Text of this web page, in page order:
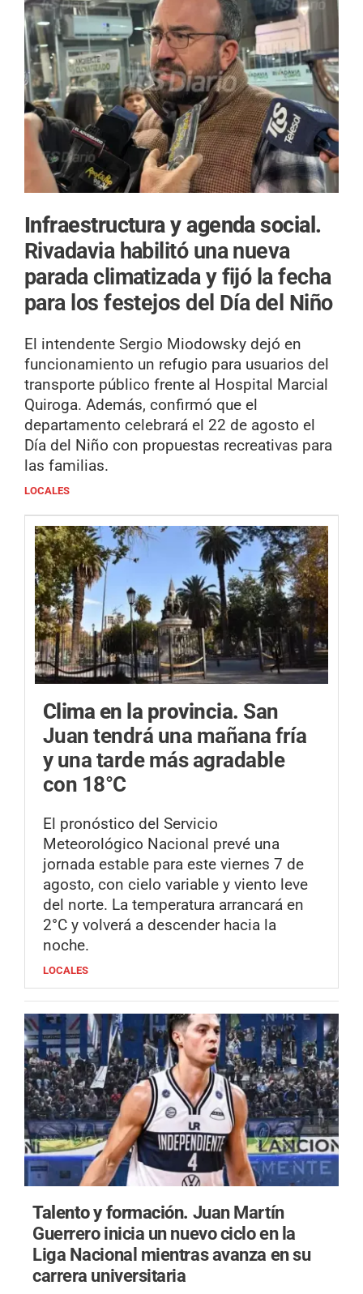
Infraestructura y agenda social.
Rivadavia habilitó una nueva
parada climatizada y fijó la fecha
para los festejos del Día del Niño
El intendente Sergio Miodowsky dejó en
funcionamiento un refugio para usuarios del
transporte público frente al Hospital Marcial
Quiroga. Además, confirmó que el
departamento celebrará el 22 de agosto el
Día del Niño con propuestas recreativas para
las familias.
LOCALES
Clima en la provincia. San
Juan tendrá una mañana fría
y una tarde más agradable
con 18°C
El pronóstico del Servicio
Meteorológico Nacional prevé una
jornada estable para este viernes 7 de
agosto, con cielo variable y viento leve
del norte. La temperatura arrancará en
2°C y volverá a descender hacia la
noche.
LOCALES
Talento y formación. Juan Martín
Guerrero inicia un nuevo ciclo en la
Liga Nacional mientras avanza en su
carrera universitaria